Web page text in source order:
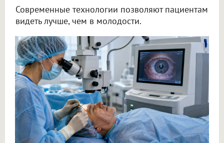
Современные технологии позволяют пациентам
видеть лучше, чем в молодости.